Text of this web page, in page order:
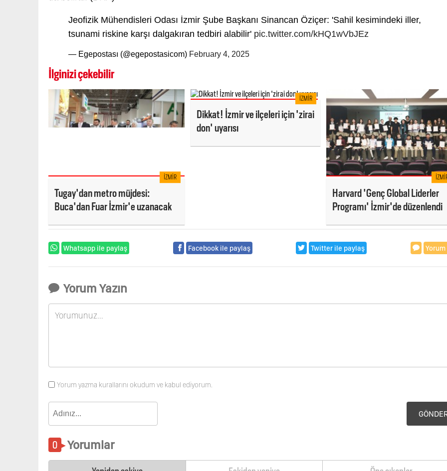
Jeofizik Mühendisleri Odası İzmir Şube Başkanı Sinancan Öziçer: 'Sahil kesimindeki iller,
tsunami riskine karşı dalgakıran tedbiri alabilir' pic.twitter.com/kHQ1wVbJEz
— Egepostası (@egepostasicom) February 4, 2025
İlginizi çekebilir
İZMIR
Tugay'dan metro müjdesi:
Buca'dan Fuar İzmir'e uzanacak
İZMIR
Dikkat! İzmir ve ilçeleri için 'zirai
don' uyarısı
Harvard 'Genç Global Liderler
Programı' İzmir'de düzenlendi
Whatsapp ile paylaş Facebook ile paylaş Twitter ile paylaş Yorum
Yorum Yazın
Yorum yazma kurallarını okudum ve kabul ediyorum.
Yorumlar